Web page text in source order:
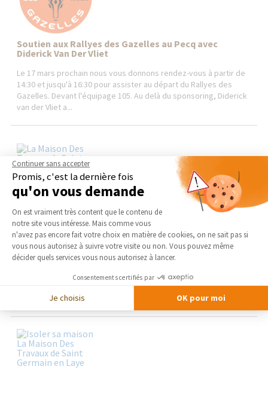
Soutien aux Rallyes des Gazelles au Pecq avec
Diderick Van Der Vliet
Le 17 mars prochain nous vous donnons rendez-vous à partir de
14:30 et jusqu'à 16:30 pour assister au départ du Rallyes des
Gazelles. Devant l'équipage 105. Au delà du sponsoring, Diderick
van der Vliet a...
Nous sommes dans Système D
De plus en plus de particuliers sont amenés à réaliser par eux
effet de mode? Vraisemblablement un peu des deux tant
Continuer sans accepter
Promis, c'est la dernière fois
qu'on vous demande
Plateforme de Gestion du
On est vraiment très content que le contenu de
notre site vous intéresse. Mais comme vous
n'avez pas encore fait votre choix en matière de cookies, on ne sait pas si
vous nous autorisez à suivre votre visite ou non. Vous pouvez même
décider quels services vous nous autorisez à lancer.
Consentements certifiés par
Je choisis OK pour moi
Axeptio consent